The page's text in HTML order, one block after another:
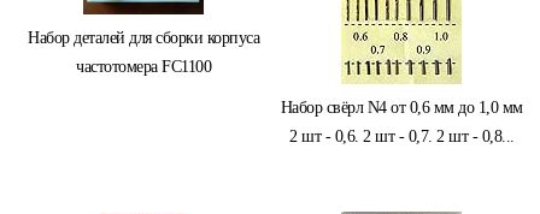
Набор деталей для сборки корпуса
частотомера FC1100
Набор свёрл N4 от 0,6 мм до 1,0 мм
2 шт - 0,6. 2 шт - 0,7. 2 шт - 0,8...